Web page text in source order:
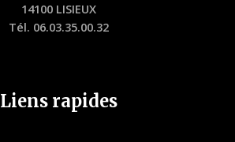
14100 LISIEUX
Tél. 06.03.35.00.32
Liens rapides